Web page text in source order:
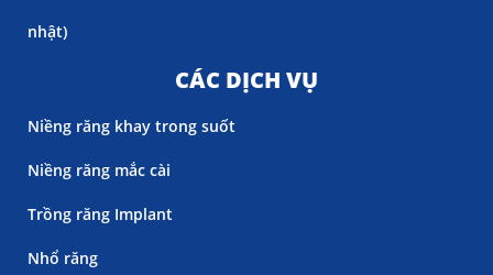
nhật)
CÁC DỊCH VỤ
Niềng răng khay trong suốt
Niềng răng mắc cài
Trồng răng Implant
Nhổ răng